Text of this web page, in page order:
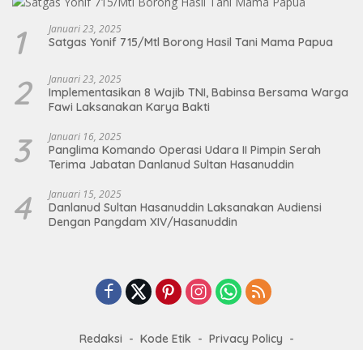
1 Januari 23, 2025
Satgas Yonif 715/Mtl Borong Hasil Tani Mama Papua
2 Januari 23, 2025
Implementasikan 8 Wajib TNI, Babinsa Bersama Warga
Fawi Laksanakan Karya Bakti
3 Januari 16, 2025
Panglima Komando Operasi Udara II Pimpin Serah
Terima Jabatan Danlanud Sultan Hasanuddin
4 Januari 15, 2025
Danlanud Sultan Hasanuddin Laksanakan Audiensi
Dengan Pangdam XIV/Hasanuddin
Redaksi Kode Etik
Privacy Policy